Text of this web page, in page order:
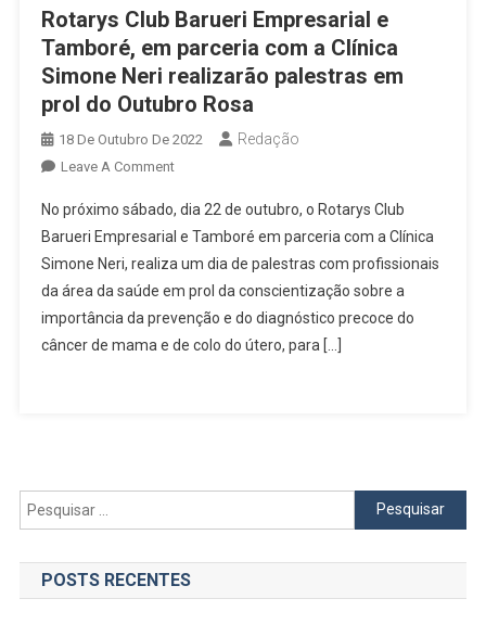
Rotarys Club Barueri Empresarial e
Tamboré, em parceria com a Clínica
Simone Neri realizarão palestras em
prol do Outubro Rosa
18 De Outubro De 2022 Redação
Leave A CommentOn
Club
Barueri
Empresarial
E
Tamboré,
Em
Neri
Em
Prol
No próximo sábado, dia 22 de outubro, o Rotarys Club
Barueri Empresarial e Tamboré em parceria com a Clínica
Simone Neri, realiza um dia de palestras com profissionais
da área da saúde em prol da conscientização sobre a
importância da prevenção e do diagnóstico precoce do
câncer de mama e de colo do útero, para […]
Pesquisar
por:
POSTS RECENTES